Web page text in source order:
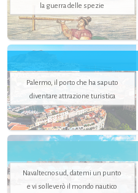
la guerra delle spezie
Palermo, il porto che ha saputo
diventare attrazione turistica
Navaltecnosud, datemi un punto
e vi solleverò il mondo nautico